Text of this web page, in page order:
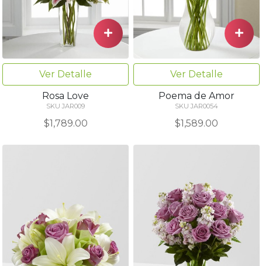
Ver Detalle
Rosa Love
SKU JAR009
$1,789.00
Ver Detalle
Poema de Amor
SKU JAR0054
$1,589.00